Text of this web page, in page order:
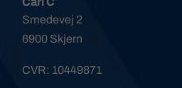
Smedevej 2
6900 Skjern
CVR: 10449871